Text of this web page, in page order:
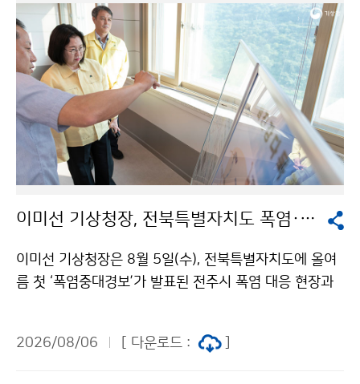
이미선 기상청장, 전북특별자치도 폭염·가뭄 현장 방문
이미선 기상청장은 8월 5일(수), 전북특별자치도에 올여
름 첫 ‘폭염중대경보’가 발표된 전주시 폭염 대응 현장과
문하여 폭염 상황과 현장 대응체계를 살피고, 섬진강댐을
2026/08/06 [ 다운로드 :